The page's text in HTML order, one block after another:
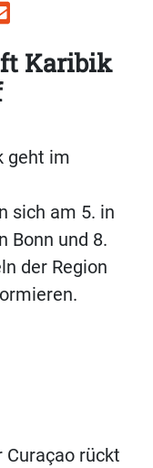
Karibik
geht im
sich am 5. in
Bonn und 8.
der Region
Curaçao rückt